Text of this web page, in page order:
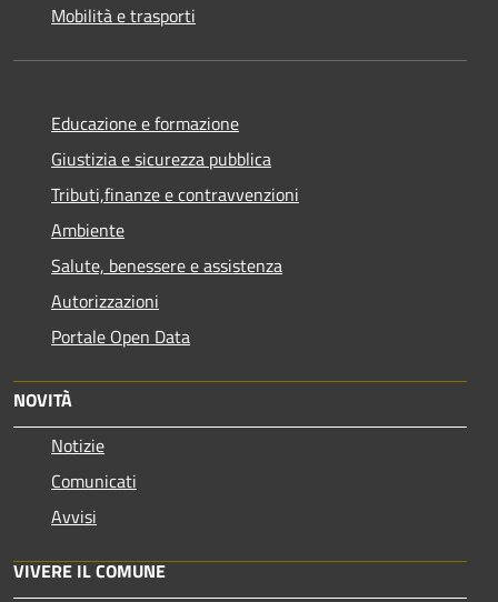
Mobilità e trasporti
Educazione e formazione
Giustizia e sicurezza pubblica
Tributi,finanze e contravvenzioni
Ambiente
Salute, benessere e assistenza
Autorizzazioni
Portale Open Data
NOVITÀ
Notizie
Comunicati
Avvisi
VIVERE IL COMUNE